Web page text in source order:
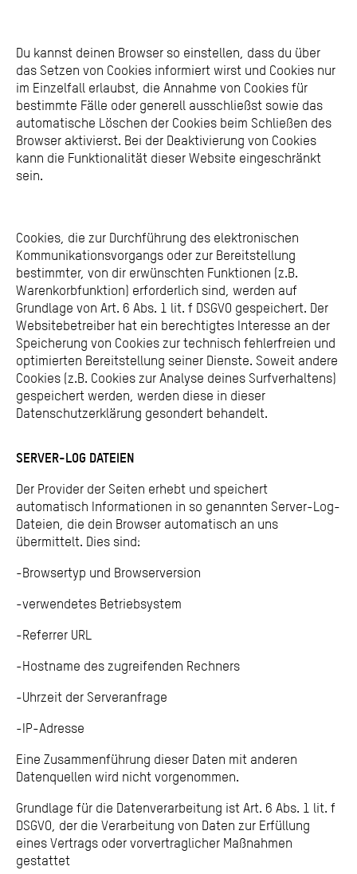
Du kannst deinen Browser so einstellen, dass du über
das Setzen von Cookies informiert wirst und Cookies nur
im Einzelfall erlaubst, die Annahme von Cookies für
bestimmte Fälle oder generell ausschließst sowie das
automatische Löschen der Cookies beim Schließen des
Browser aktivierst. Bei der Deaktivierung von Cookies
kann die Funktionalität dieser Website eingeschränkt
sein.
Cookies, die zur Durchführung des elektronischen
Kommunikationsvorgangs oder zur Bereitstellung
bestimmter, von dir erwünschten Funktionen (z.B.
Warenkorbfunktion) erforderlich sind, werden auf
Grundlage von Art. 6 Abs. 1 lit. f DSGVO gespeichert. Der
Websitebetreiber hat ein berechtigtes Interesse an der
Speicherung von Cookies zur technisch fehlerfreien und
optimierten Bereitstellung seiner Dienste. Soweit andere
Cookies (z.B. Cookies zur Analyse deines Surfverhaltens)
gespeichert werden, werden diese in dieser
Datenschutzerklärung gesondert behandelt.
SERVER-LOG DATEIEN
Der Provider der Seiten erhebt und speichert
automatisch Informationen in so genannten Server-Log-
Dateien, die dein Browser automatisch an uns
übermittelt. Dies sind:
-Browsertyp und Browserversion
-verwendetes Betriebsystem
-Referrer URL
-Hostname des zugreifenden Rechners
-Uhrzeit der Serveranfrage
-IP-Adresse
Eine Zusammenführung dieser Daten mit anderen
Datenquellen wird nicht vorgenommen.
Grundlage für die Datenverarbeitung ist Art. 6 Abs. 1 lit. f
DSGVO, der die Verarbeitung von Daten zur Erfüllung
eines Vertrags oder vorvertraglicher Maßnahmen
gestattet